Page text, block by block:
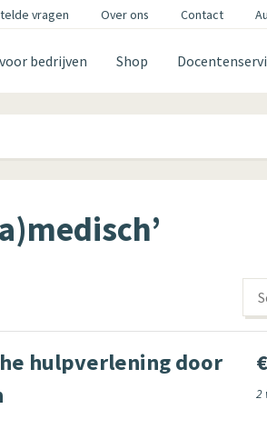
vragen Over ons Contact
bedrijven Shop
hulpverlening door
2